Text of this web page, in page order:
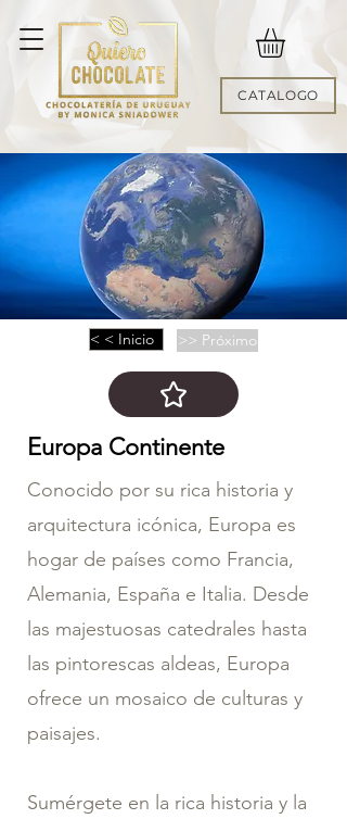
CATALOGO
< < Inicio >> Próximo
Europa Continente
Conocido por su rica historia y
arquitectura icónica, Europa es
hogar de países como Francia,
Alemania, España e Italia. Desde
las majestuosas catedrales hasta
las pintorescas aldeas, Europa
ofrece un mosaico de culturas y
paisajes.
Sumérgete en la rica historia y la